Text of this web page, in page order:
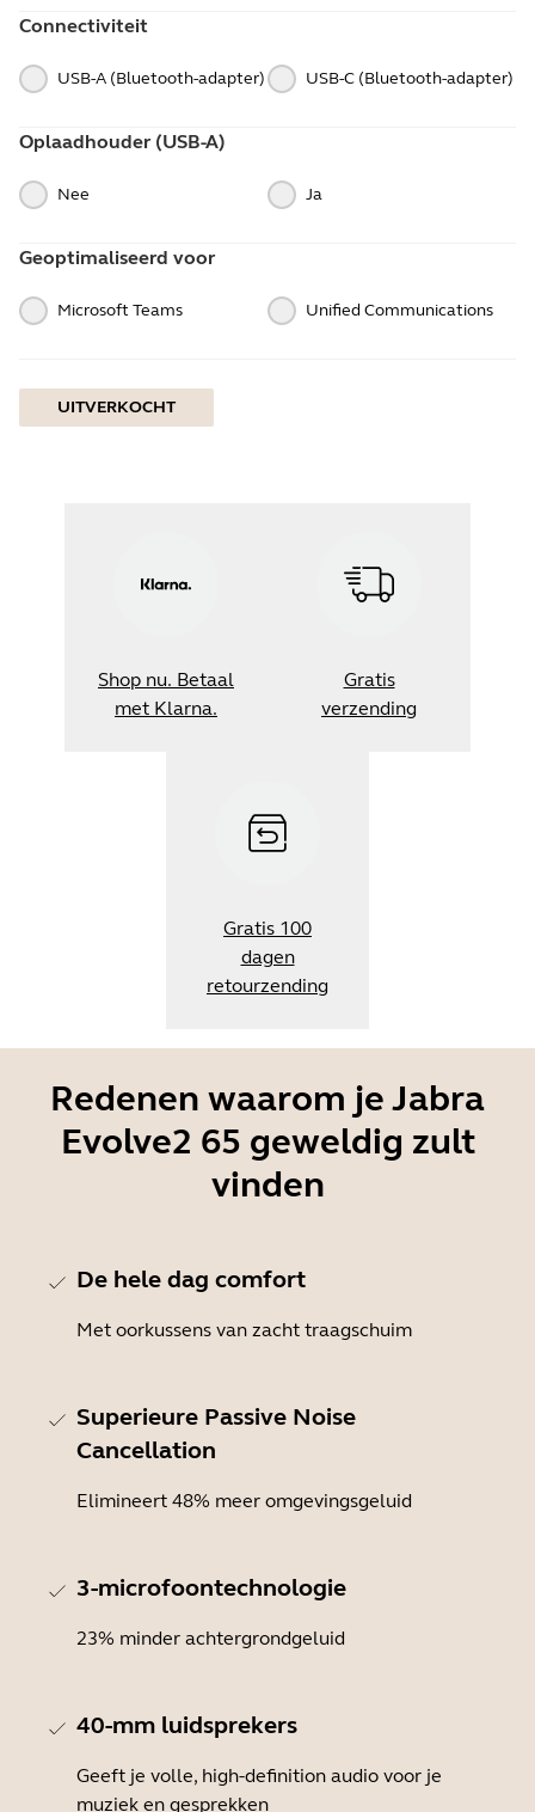
Connectiviteit
USB-A (Bluetooth-adapter) USB-C (Bluetooth-adapter)
Oplaadhouder (USB-A)
Nee Ja
Geoptimaliseerd voor
Microsoft Teams Unified Communications
UITVERKOCHT
Shop nu. Betaal
met Klarna.
Gratis
verzending
Gratis 100
dagen
retourzending
Redenen waarom je Jabra
Evolve2 65 geweldig zult
vinden
De hele dag comfort
Met oorkussens van zacht traagschuim
Superieure Passive Noise
Cancellation
Elimineert 48% meer omgevingsgeluid
3-microfoontechnologie
23% minder achtergrondgeluid
40-mm luidsprekers
Geeft je volle, high-definition audio voor je
muziek en gesprekken